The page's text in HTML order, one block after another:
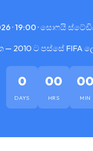
· 19:00 · සොෆයි
2010 ට පස්සේ FIFA
0
DAYS
00
HRS
00
MIN